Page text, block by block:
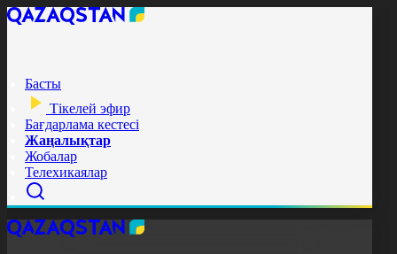
Басты
Тікелей эфир
Бағдарлама кестесі
Жаңалықтар
Жобалар
Телехикаялар